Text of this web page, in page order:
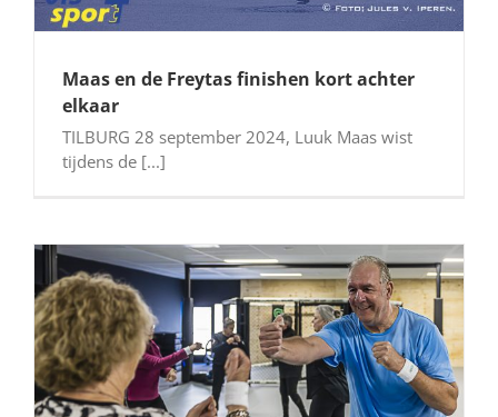
Maas en de Freytas finishen kort achter
elkaar
TILBURG 28 september 2024, Luuk Maas wist
tijdens de [...]